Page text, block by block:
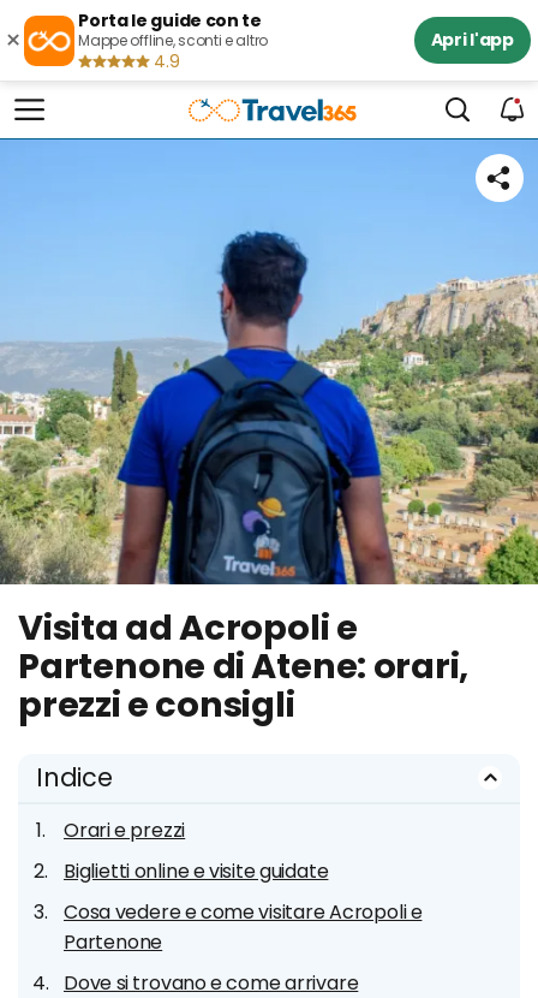
×
Porta le guide con te
Mappe offline, sconti e altro
4.9
Apri l'app
Visita ad Acropoli e
Partenone di Atene: orari,
prezzi e consigli
Indice
Orari e prezzi
Biglietti online e visite guidate
Cosa vedere e come visitare Acropoli e
Partenone
Dove si trovano e come arrivare